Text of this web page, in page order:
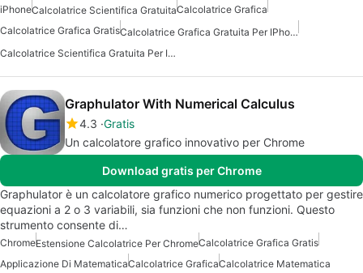
iPhoneCalcolatrice Scientifica GratuitaCalcolatrice Grafica
Calcolatrice Grafica Gratis
Calcolatrice Grafica Gratuita Per IPhone
Calcolatrice Scientifica Gratuita Per Iphone
Graphulator With Numerical Calculus
4.3 Gratis
Un calcolatore grafico innovativo per Chrome
Download gratis per Chrome
Graphulator è un calcolatore grafico numerico progettato per gestire
equazioni a 2 o 3 variabili, sia funzioni che non funzioni. Questo
strumento consente di…
ChromeEstensione Calcolatrice Per ChromeCalcolatrice Grafica Gratis
Applicazione Di MatematicaCalcolatrice GraficaCalcolatrice Matematica